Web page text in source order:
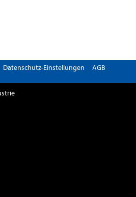
Datenschutz-Einstellungen AGB